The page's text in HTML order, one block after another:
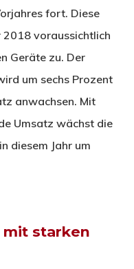
fort. Diese
2018 voraussichtlich
Geräte zu. Der
um sechs Prozent
anwachsen. Mit
Umsatz wächst die
diesem Jahr um
starken